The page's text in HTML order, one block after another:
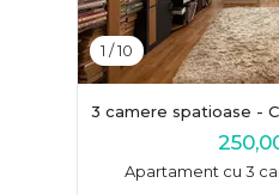
1 /10
3 camere spatioase -
Apartament cu 3